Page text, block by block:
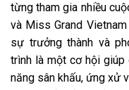
từng tham gia nhiều
và Miss Grand
sự trưởng thành và
trình là một cơ hội giúp
năng sân khấu, ứng xử